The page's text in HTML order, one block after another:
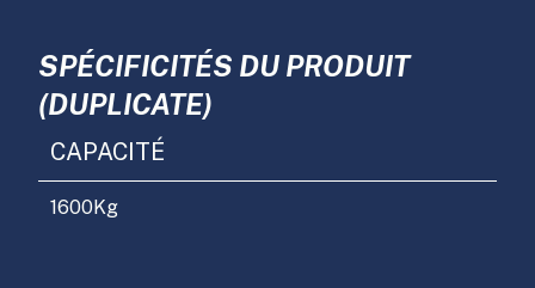
SPÉCIFICITÉS DU PRODUIT
(DUPLICATE)
CAPACITÉ
1600Kg